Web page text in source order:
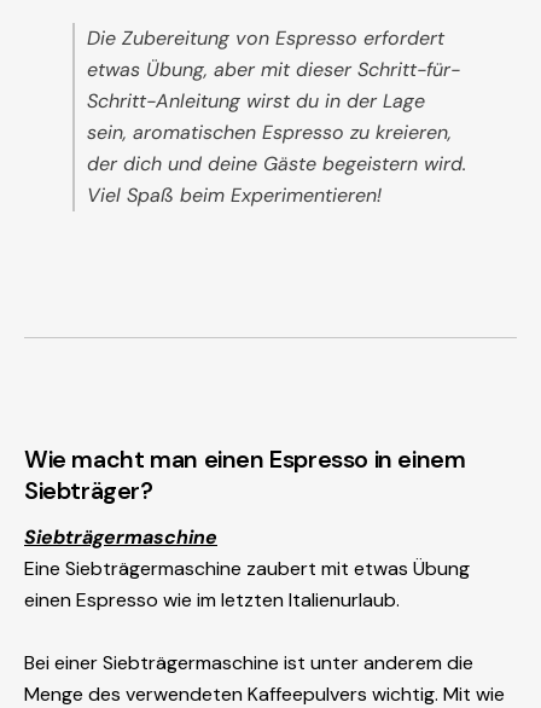
Die Zubereitung von Espresso erfordert
etwas Übung, aber mit dieser Schritt-für-
Schritt-Anleitung wirst du in der Lage
sein, aromatischen Espresso zu kreieren,
der dich und deine Gäste begeistern wird.
Viel Spaß beim Experimentieren!
Wie macht man einen Espresso in einem
Siebträger?
Siebträgermaschine
Eine Siebträgermaschine zaubert mit etwas Übung
einen Espresso wie im letzten Italienurlaub.
Bei einer Siebträgermaschine ist unter anderem die
Menge des verwendeten Kaffeepulvers wichtig. Mit wie